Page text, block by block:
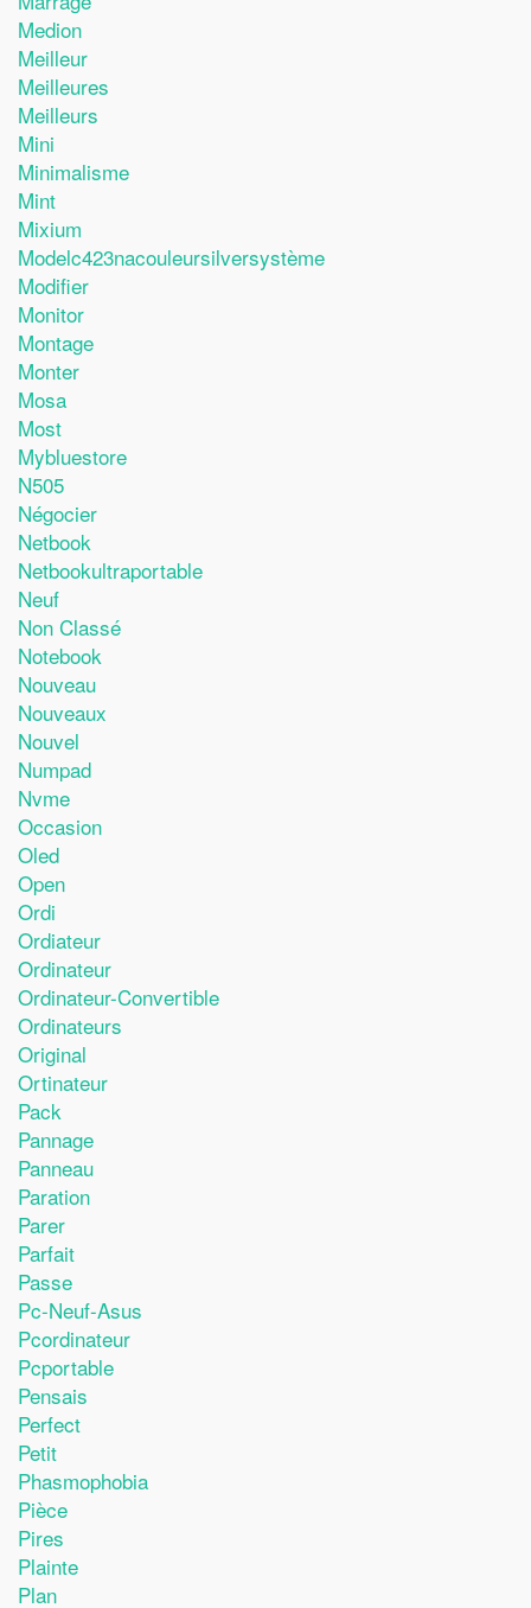
Medion
Meilleur
Meilleures
Meilleurs
Mini
Minimalisme
Mint
Mixium
Modelc423nacouleursilversystème
Modifier
Monitor
Montage
Monter
Mosa
Most
Mybluestore
N505
Négocier
Netbook
Netbookultraportable
Neuf
Non Classé
Notebook
Nouveau
Nouveaux
Nouvel
Numpad
Nvme
Occasion
Oled
Open
Ordi
Ordiateur
Ordinateur
Ordinateur-Convertible
Ordinateurs
Original
Ortinateur
Pack
Pannage
Panneau
Paration
Parer
Parfait
Passe
Pc-Neuf-Asus
Pcordinateur
Pcportable
Pensais
Perfect
Petit
Phasmophobia
Pièce
Pires
Plainte
Plan